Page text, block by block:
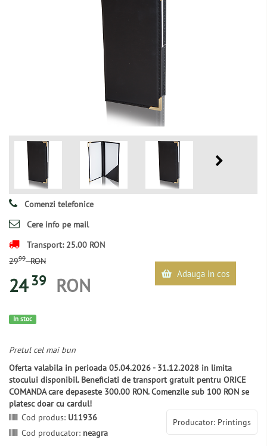
Comenzi telefonice
Cere info pe mail
Transport: 25.00 RON
2999RON
24 39 RON Adauga in cos
In stoc
Pretul cel mai bun
Oferta valabila in perioada 05.04.2026 - 31.12.2028 in limita
stocului disponibil. Beneficiati de transport gratuit pentru ORICE
COMANDA care depaseste 300.00 RON. Comenzile sub 100 RON se
platesc doar cu cardul!
Producator: Printings
Cod produs: U11936
Cod producator: neagra